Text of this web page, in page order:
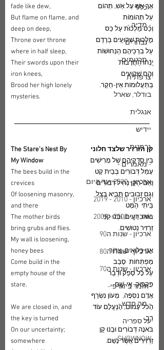
- כללי -
- מדיה -
- נבחרים -
- תרגומים -
צרפתית
בודלר, שארל
אנגלית
יידיש
גרמנית
- מאמרים -
ארכיון - 2020 ועד היום
ארכיון - 2010 - 2019
ארכיון - 2000 - 2009
ארכיון - שנות ה90
ארכיון - שנות ה80
ארכיון - שנות ה70
-חומר ביוגרפי-
- מה חדש -
על ספריה
SHOWNOW
אַךְ אֵשׁ עַל אֵשׁ, תְּהוֹם
עַל תְּהוֹמוֹת
וְכֵס מַלְכוּת עַל כֵּס
מַלְכוּת שְׁקוּעִים בְּרֶדֶם
עַל בִּרְכֵּיהֶם הַנְּחוּשׁוֹת
יֻנְחוּ הַחֲרָבוֹת
וְהֵם שְׁקוּעִים
בְּתַּעֲלוּמוֹת אֵין-חֵקֶר.
fade like dew,
But flame on flame, and
deep on deep,
Throne over throne
where in half sleep,
Their swords upon their
iron knees,
Brood her high lonely
mysteries.
​קן הזרזיר שלצד חלוני
בֵּין סִדְקֵיהֶם שֶׁל מָרִישִׁים
עָמַל דְּבוֹרִים בְּבַיִת קָט
וְאֵם-הַקֵּן נְחִיל דְּבוֹרִים
וְגַם זְבוּבִים תָּבִיא בְּצֵל
בֵּיתִי  הַמָּט
בּוֹאוּ, רֵעִים, וּבְנוּ קִנֵּי
זַרְזִיר נְטוּשִׁים.
אָנוּ כְּלוּאִים, צְרוֹר
מַפְתְּחוֹת  סָבַב
עַל כָּל סָפֵק וּדְבַר
פִּקְפּוּק. אֵי-שָׁם
אָדָם נִסְפָּה,  מָעוֹן נִשְׂרַף
הַכֹּל עָמוּם, הַנֶּעֱלָם עוֹד
רַב.
בֹּאנָה דְּבוֹרִים וּבְנוּ קַן
זַרְזִירִים אֲשֶׁר נָשַׁם.
​The Stare’s Nest By
My Window
The bees build in the
crevices
Of loosening masonry,
and there
The mother birds
bring grubs and flies.
My wall is loosening,
honey bees
Come build in the
empty house of the
stare.
We are closed in, and
the key is turned
On our uncertainty;